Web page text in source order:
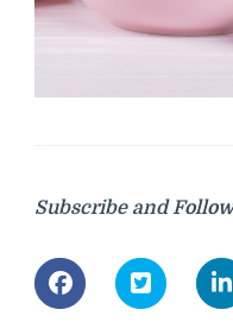
Subscribe and Follow